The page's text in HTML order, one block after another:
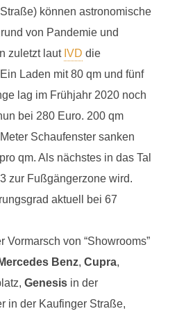
können astronomische
von Pandemie und
zuletzt laut IVD die
Laden mit 80 qm und fünf
lag im Frühjahr 2020 noch
bei 280 Euro. 200 qm
Schaufenster sanken
qm. Als nächstes in das Tal
zur Fußgängerzone wird.
aktuell bei 67
Vormarsch von “Showrooms”
Mercedes Benz, Cupra,
Genesisin der
in der Kaufinger Straße,